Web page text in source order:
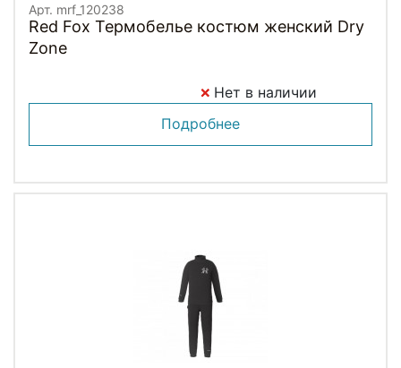
Арт. mrf_120238
Red Fox Термобелье костюм женский Dry
Zone
Нет в наличии
Подробнее